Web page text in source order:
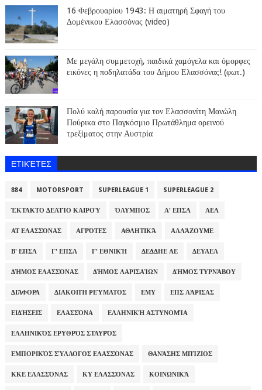
16 Φεβρουαρίου 1943: Η αιματηρή Σφαγή του
Δομένικου Ελασσόνας (video)
Με μεγάλη συμμετοχή, παιδικά χαμόγελα και όμορφες
εικόνες η ποδηλατάδα του Δήμου Ελασσόνας! (φωτ.)
Πολύ καλή παρουσία για τον Ελασσονίτη Μανώλη
Πούρικα στο Παγκόσμιο Πρωτάθλημα ορεινού
τρεξίματος στην Αυστρία
ΕΤΙΚΈΤΕΣ
884 MOTORSPORT SUPERLEAGUE 1 SUPERLEAGUE 2
ΈΚΤΑΚΤΟ ΔΕΛΤΊΟ ΚΑΙΡΟΎ ΌΛΥΜΠΟΣ Α' ΕΠΣΛ ΑΕΛ
ΑΤ ΕΛΑΣΣΌΝΑΣ ΑΓΡΌΤΕΣ ΑΘΛΗΤΙΚΆ ΑΛΛΆΖΟΥΜΕ
Β' ΕΠΣΛ Γ' ΕΠΣΛ Γ' ΕΘΝΙΚΉ ΔΕΔΔΗΕ ΑΕ ΔΕΥΑΕΛ
ΔΉΜΟΣ ΕΛΑΣΣΌΝΑΣ ΔΉΜΟΣ ΛΑΡΙΣΑΊΩΝ ΔΉΜΟΣ ΤΥΡΝΆΒΟΥ
ΔΙΆΦΟΡΑ ΔΙΑΚΟΠΉ ΡΕΎΜΑΤΟΣ ΕΜΥ ΕΠΣ ΛΆΡΙΣΑΣ
ΕΙΔΉΣΕΙΣ ΕΛΑΣΣΌΝΑ ΕΛΛΗΝΙΚΉ ΑΣΤΥΝΟΜΊΑ
ΕΛΛΗΝΙΚΌΣ ΕΡΥΘΡΌΣ ΣΤΑΥΡΌΣ
ΕΜΠΟΡΙΚΌΣ ΣΎΛΛΟΓΟΣ ΕΛΑΣΣΌΝΑΣ ΘΑΝΆΣΗΣ ΜΠΊΖΙΟΣ
ΚΚΕ ΕΛΑΣΣΌΝΑΣ ΚΥ ΕΛΑΣΣΌΝΑΣ ΚΟΙΝΩΝΙΚΆ